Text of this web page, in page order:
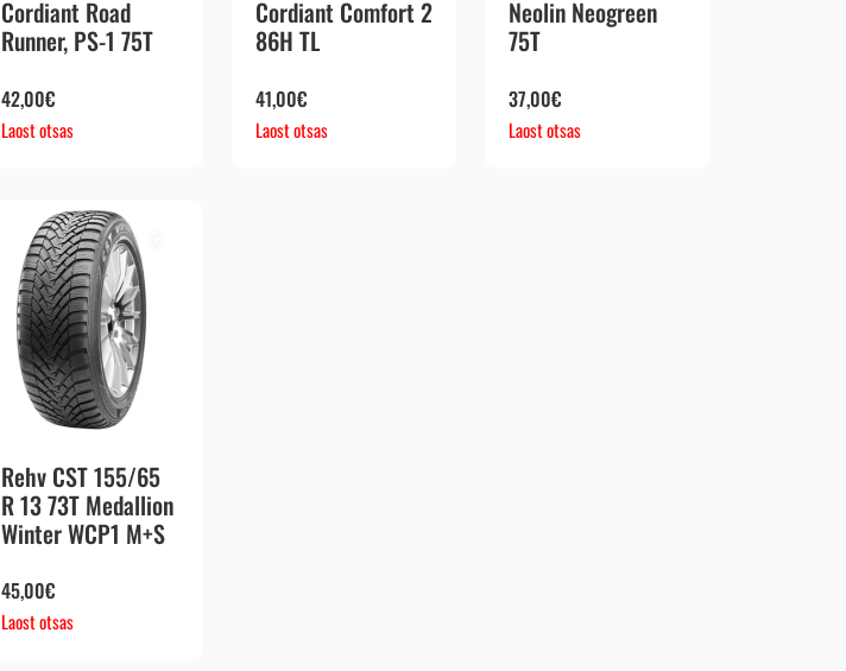
Cordiant Road
Runner, PS-1 75T
42,00€
Laost otsas
Cordiant Comfort 2
86H TL
41,00€
Laost otsas
Neolin Neogreen
75T
37,00€
Laost otsas
Rehv CST 155/65
R 13 73T Medallion
Winter WCP1 M+S
45,00€
Laost otsas